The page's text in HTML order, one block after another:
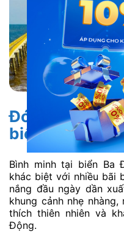
Đón ánh bình
biển
Bình minh tại biển Ba
khác biệt với nhiều bãi
nắng đầu ngày dần
khung cảnh nhẹ
thích thiên nhiên và
Động.